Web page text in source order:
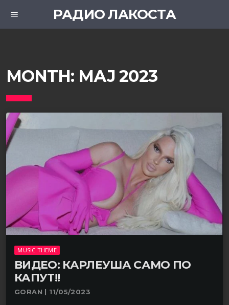
menu РАДИО ЛАКОСТА
MONTH: МАЈ 2023
MUSIC THEME
ВИДЕО: КАРЛЕУША САМО ПО
КАПУТ!!
GORAN | 11/05/2023